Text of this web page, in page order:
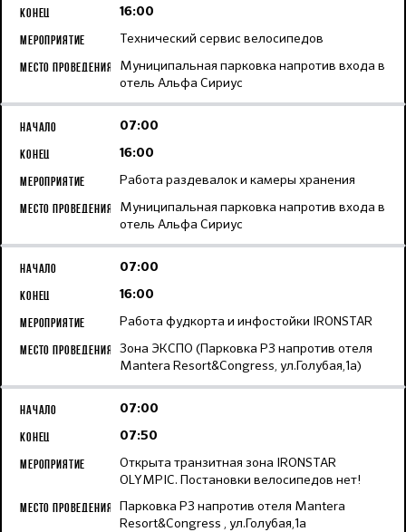
16:00
Технический сервис велосипедов
Муниципальная парковка напротив входа в
отель Альфа Сириус
07:00
16:00
Работа раздевалок и камеры хранения
Муниципальная парковка напротив входа в
отель Альфа Сириус
07:00
16:00
Работа фудкорта и инфостойки IRONSTAR
Зона ЭКСПО (Парковка Р3 напротив отеля
Mantera Resort&Congress, ул.Голубая,1а)
07:00
07:50
Открыта транзитная зона IRONSTAR
OLYMPIC. Постановки велосипедов нет!
Парковка Р3 напротив отеля Mantera
Resort&Congress , ул.Голубая,1а